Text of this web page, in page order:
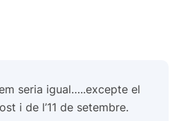
seria igual…..excepte el
i de l’11 de setembre.